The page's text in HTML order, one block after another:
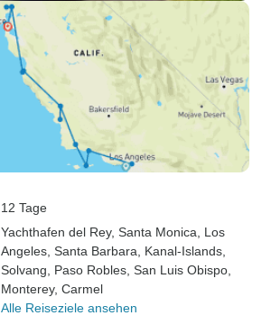
12 Tage
Yachthafen del Rey, Santa Monica , Los
Angeles , Santa Barbara , Kanal-Islands
Solvang , Paso Robles , San Luis Obispo
Monterey, Carmel
Alle Reiseziele ansehen